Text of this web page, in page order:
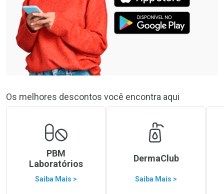
Os melhores descontos você encontra aqui
PBM
Laboratórios
Saiba Mais >
DermaClub
Saiba Mais >